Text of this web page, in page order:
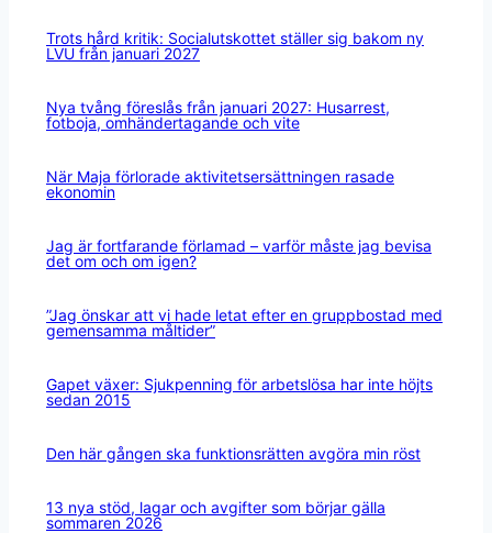
Trots hård kritik: Socialutskottet ställer sig bakom ny
LVU från januari 2027
Nya tvång föreslås från januari 2027: Husarrest,
fotboja, omhändertagande och vite
När Maja förlorade aktivitetsersättningen rasade
ekonomin
Jag är fortfarande förlamad – varför måste jag bevisa
det om och om igen?
”Jag önskar att vi hade letat efter en gruppbostad med
gemensamma måltider”
Gapet växer: Sjukpenning för arbetslösa har inte höjts
sedan 2015
Den här gången ska funktionsrätten avgöra min röst
13 nya stöd, lagar och avgifter som börjar gälla
sommaren 2026